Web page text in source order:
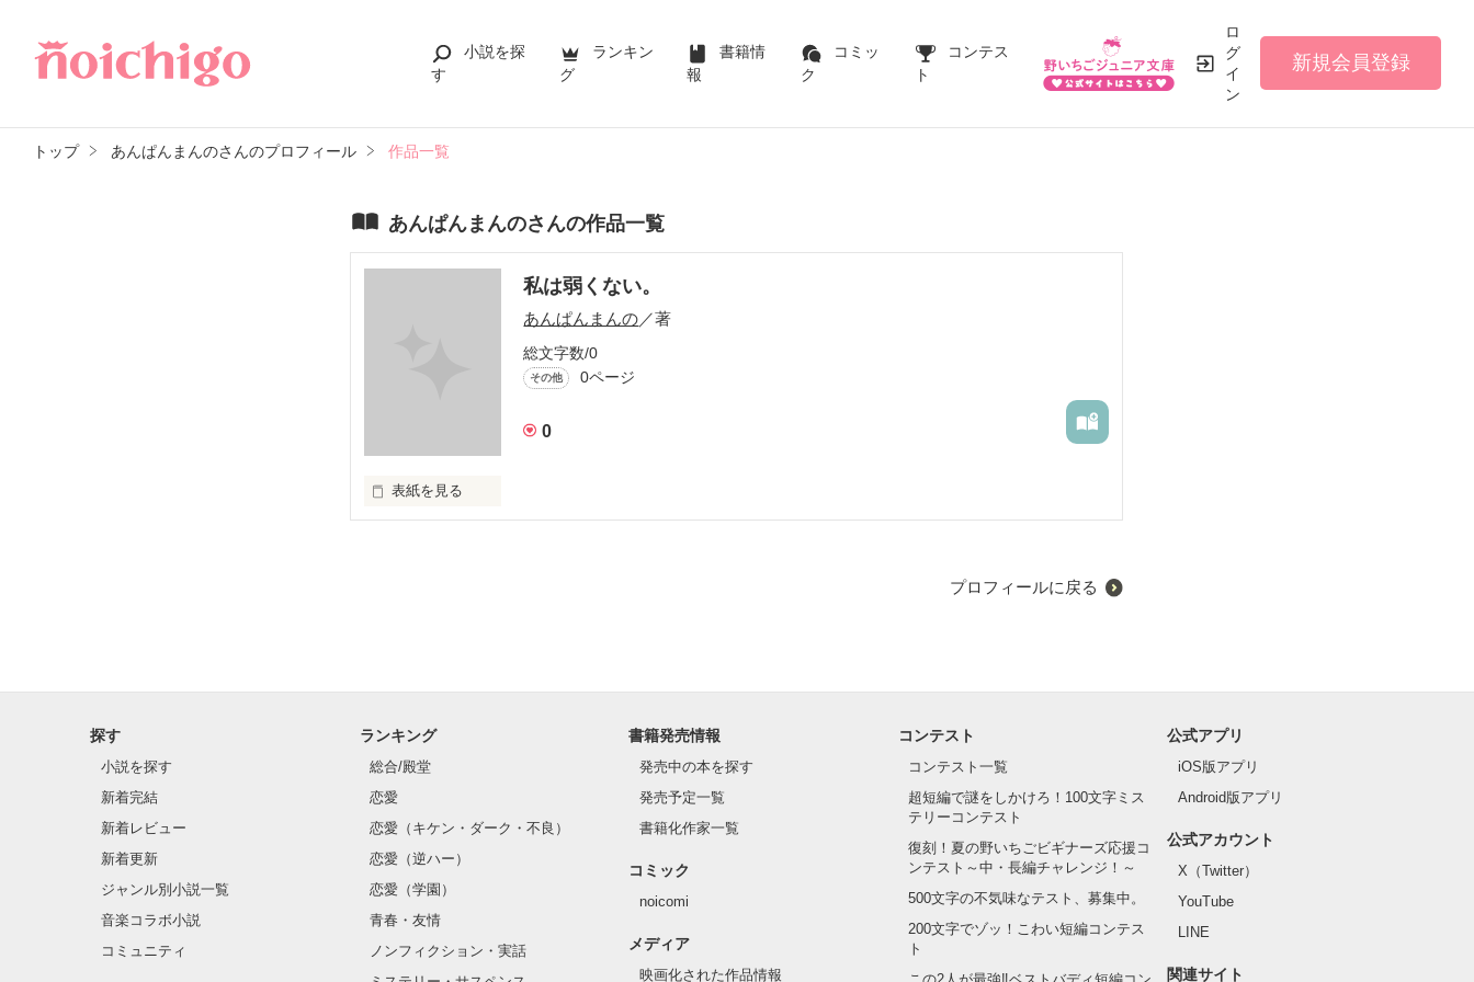
小説を探
す
ランキン
グ
書籍情
報
コミッ
ク
コンテス
ト
ロ
グ
イ
ン
新規会員登録
トップ あんぱんまんのさんのプロフィール 作品一覧
あんぱんまんのさんの作品一覧
私は弱くない。
あんぱんまんの／著
総文字数/0
その他 0ページ
0
表紙を見る
プロフィールに戻る
探す
小説を探す
新着完結
新着レビュー
新着更新
ジャンル別小説一覧
音楽コラボ小説
コミュニティ
ランキング
総合/殿堂
恋愛
恋愛（キケン・ダーク・不良）
恋愛（逆ハー）
恋愛（学園）
青春・友情
ノンフィクション・実話
書籍発売情報
発売中の本を探す
発売予定一覧
書籍化作家一覧
コミック
noicomi
メディア
映画化された作品情報
コンテスト
コンテスト一覧
超短編で謎をしかけろ！100文字ミス
テリーコンテスト
復刻！夏の野いちごビギナーズ応援コ
ンテスト～中・長編チャレンジ！～
500文字の不気味なテスト、募集中。
200文字でゾッ！こわい短編コンテス
ト
公式アプリ
iOS版アプリ
Android版アプリ
公式アカウント
X（Twitter）
YouTube
LINE
関連サイト